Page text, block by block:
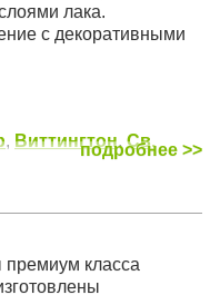
лака.
с декоративными
, Виттингтон, Св.
подробнее >>
класса